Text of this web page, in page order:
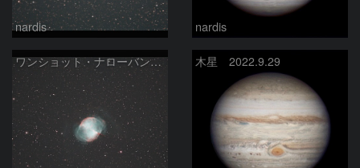
nardis nardis
ワンショット・ナローバンドでM27 木星 2022.9.29